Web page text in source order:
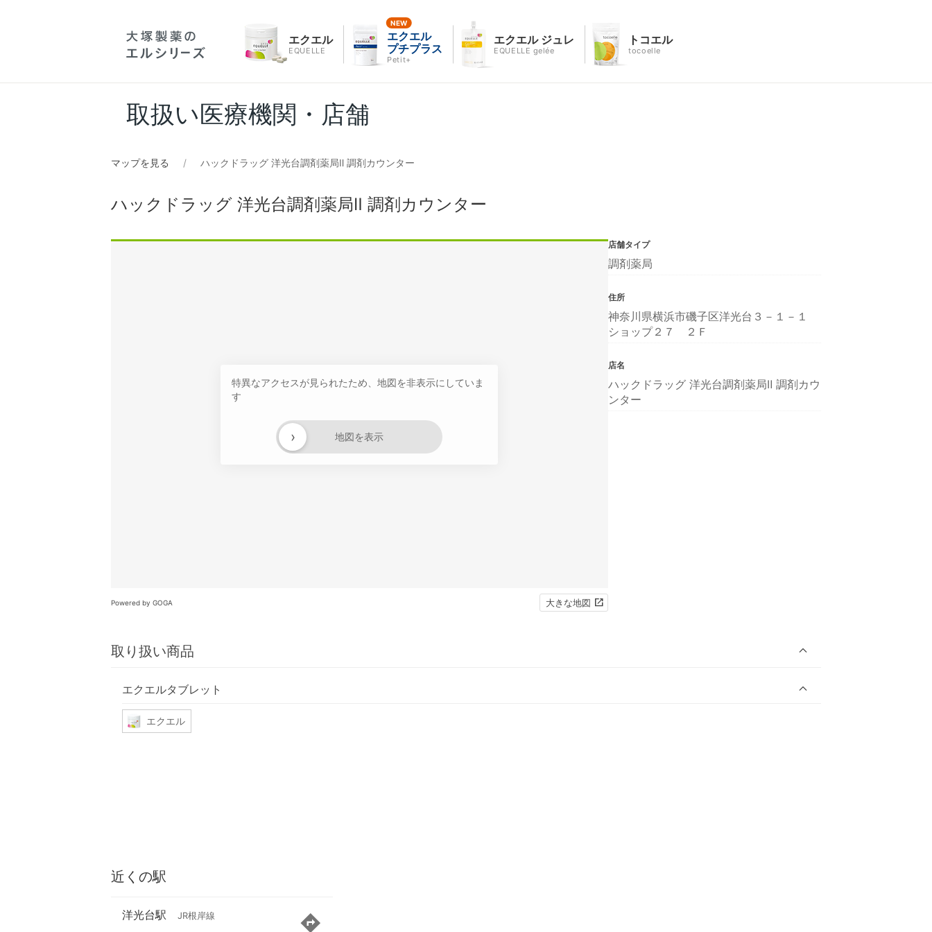
エクエル
EQUELLE
エクエル
プチプラス
Petit+
エクエル ジュレ
EQUELLE gelée
トコエル
tocoelle
取扱い医療機関・店舗
マップを見る ハックドラッグ 洋光台調剤薬局Ⅱ 調剤カウンター
ハックドラッグ 洋光台調剤薬局Ⅱ 調剤カウンター
特異なアクセスが見られたため、地図を非表示にしていま
す
地図を表示
›
Powered by GOGA 大きな地図
取り扱い商品
エクエルタブレット
エクエル
店舗タイプ
調剤薬局
住所
神奈川県横浜市磯子区洋光台３－１－１
ショップ２７ ２Ｆ
店名
ハックドラッグ 洋光台調剤薬局Ⅱ 調剤カウ
ンター
近くの駅
洋光台駅 JR根岸線